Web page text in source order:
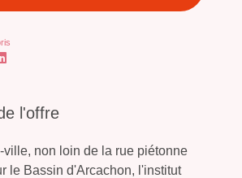
l'offre
ville, non loin de la rue piétonne
le Bassin d'Arcachon, l'institut